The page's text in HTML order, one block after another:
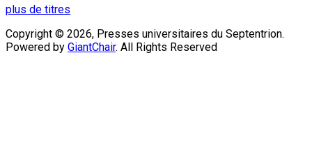
plus de titres
Copyright © 2026, Presses universitaires du Septentrion.
Powered by GiantChair. All Rights Reserved